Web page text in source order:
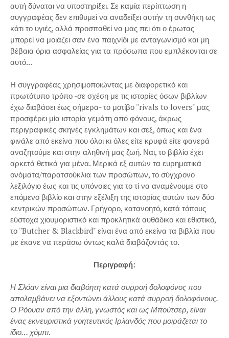
αυτή δύναται να υποστηρίξει. Σε καμία περίπτωση η
συγγραφέας δεν επιθυμεί να αναδείξει αυτήν τη συνθήκη ως
κάτι το υγιές, αλλά προσπαθεί να μας πει ότι ο έρωτας
μπορεί να μοιάζει σαν ένα παιχνίδι με ανταγωνισμό και μη
βέβαια όρια ασφαλείας για τα πρόσωπα που εμπλέκονται σε
αυτό...
Η συγγραφέας χρησιμοποιώντας με διαφορετικό και
πρωτότυπο τρόπο -σε σχέση με τις ιστορίες όσων βιβλίων
έχω διαβάσει έως σήμερα- το μοτίβο ''rivals to lovers" μας
προσφέρει μία ιστορία γεμάτη από φόνους, άκρως
περιγραφικές σκηνές εγκλημάτων και σεξ, όπως και ένα
φινάλε από εκείνα που όλοι κι όλες είτε κρυφά είτε φανερά
αναζητούμε και στην αληθινή μας ζωή. Ναι, το βιβλίο έχει
αρκετά θετικά για μένα. Μερικά εξ αυτών τα ευρηματικά
ονόματα/παρατσούκλια των προσώπων, το σύγχρονο
λεξιλόγιο έως και τις υπόνοιες για το τί να αναμένουμε στο
επόμενο βιβλίο και στην εξέλιξη της ιστορίας αυτών των δύο
κεντρικών προσώπων. Γρήγορο, κατανοητό, κατά τόπους
εύστοχα χιουμοριστικό και προκλητικά αυθάδικο και εθιστικό,
το ''Butcher & Blackbird" είναι ένα από εκείνα τα βιβλία που
με έκανε να περάσω όντως καλά διαβάζοντάς το.
Περιγραφή:
Η Σλόαν είναι μια διαβόητη κατά συρροή δολοφόνος που
απολαμβάνει να εξοντώνει άλλους κατά συρροή δολοφόνους.
Ο Ρόουαν από την άλλη, γνωστός και ως Μπούτσερ, είναι
ένας εκνευριστικά γοητευτικός Ιρλανδός που μοιράζεται το
ίδιο… χόμπι.